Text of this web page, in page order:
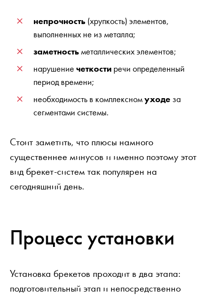
непрочность (хрупкость) элементов,
выполненных не из металла;
заметностьметаллических элементов;
нарушение четкости речи определенный
период времени;
необходимость в комплексномуходе за
сегментами системы.
Стоит заметить, что плюсы намного
существеннее минусов и именно поэтому этот
вид брекет-систем так популярен на
сегодняшний день.
Процесс установки
Установка брекетов проходит в два этапа:
подготовительный этап и непосредственно